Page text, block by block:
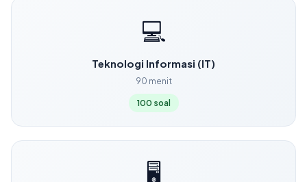
💻
Teknologi Informasi (IT)
90 menit
100 soal
🖥️